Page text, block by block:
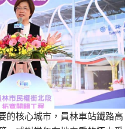
的核心城市，員林車站鐵路高